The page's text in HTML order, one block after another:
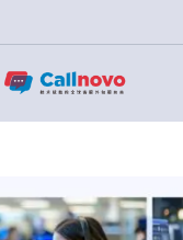
过
容